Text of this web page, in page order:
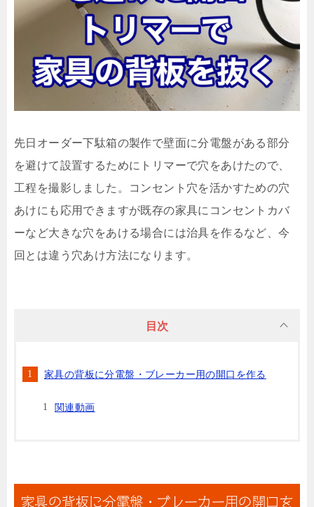
先日オーダー下駄箱の製作で壁面に分電盤がある部分
を避けて設置するためにトリマーで穴をあけたので、
工程を撮影しました。コンセント穴を活かすための穴
あけにも応用できますが既存の家具にコンセントカバ
ーなど大きな穴をあける場合には治具を作るなど、今
回とは違う穴あけ方法になります。
目次
家具の背板に分電盤・ブレーカー用の開口を作る
関連動画
家具の背板に分電盤・ブレーカー用の開口を